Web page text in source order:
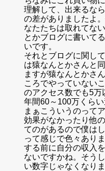
理解して、出来るな
の差がありましたよ
なたたちは取れてな
とかブログに書いて
いです。
それとブログに関し
は猿なんとかさんと
ますが猿なんとかさ
ころでやっていない
のアクセス数でも5万
年間60～100万くら
まぁこういうのって
効果がなかったり他
てのがあるので僕は
って感じで色々あり
する前に自分の収入
ないですかね。そう
い数字じゃなくなり